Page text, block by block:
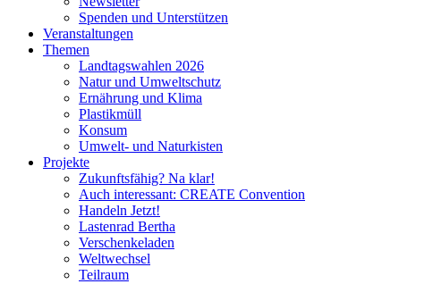
Spenden und Unterstützen
Veranstaltungen
Themen
Landtagswahlen 2026
Natur und Umweltschutz
Ernährung und Klima
Plastikmüll
Konsum
Umwelt- und Naturkisten
Projekte
Zukunftsfähig? Na klar!
Auch interessant: CREATE Convention
Handeln Jetzt!
Lastenrad Bertha
Verschenkeladen
Weltwechsel
Teilraum